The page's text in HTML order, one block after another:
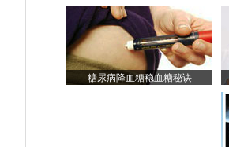
糖尿病降血糖稳血糖秘诀